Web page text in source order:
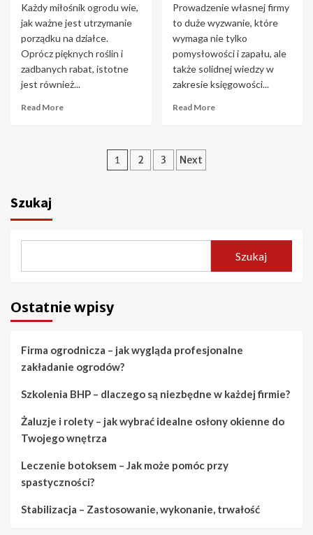
Każdy miłośnik ogrodu wie,
jak ważne jest utrzymanie
porządku na działce.
Oprócz pięknych roślin i
zadbanych rabat, istotne
jest również...
Read More
Prowadzenie własnej firmy
to duże wyzwanie, które
wymaga nie tylko
pomysłowości i zapału, ale
także solidnej wiedzy w
zakresie księgowości...
Read More
Stronicowanie
1 2 3 Next
Szukaj
Szukaj
Ostatnie wpisy
Firma ogrodnicza – jak wygląda profesjonalne
zakładanie ogrodów?
Szkolenia BHP – dlaczego są niezbędne w każdej firmie?
Żaluzje i rolety – jak wybrać idealne osłony okienne do
Twojego wnętrza
Leczenie botoksem – Jak może pomóc przy
spastyczności?
Stabilizacja – Zastosowanie, wykonanie, trwałość